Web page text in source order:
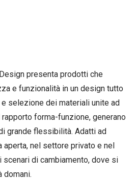
presenta prodotti che
e funzionalità in un design tutto
selezione dei materiali unite ad
forma-funzione, generano
grande flessibilità. Adatti ad
aperta, nel settore privato e nel
di cambiamento, dove si
domani.